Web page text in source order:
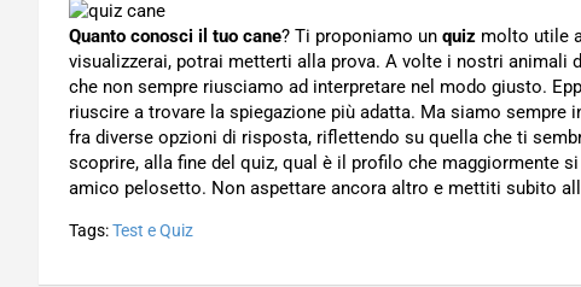
Quanto conosci il tuo cane? Ti proponiamo un quiz molto utile
visualizzerai, potrai metterti alla prova. A volte i nostri animali
che non sempre riusciamo ad interpretare nel modo giusto.
riuscire a trovare la spiegazione più adatta. Ma siamo sempre
fra diverse opzioni di risposta, riflettendo su quella che ti
scoprire, alla fine del quiz, qual è il profilo che maggiormente
amico pelosetto. Non aspettare ancora altro e mettiti subito
Tags:Test e Quiz